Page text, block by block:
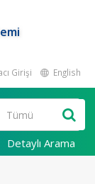
Girişi English
Detaylı Arama